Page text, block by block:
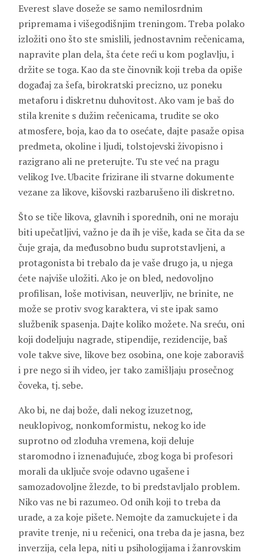
Everest slave doseže se samo nemilosrdnim
pripremama i višegodišnjim treningom. Treba polako
izložiti ono što ste smislili, jednostavnim rečenicama,
napravite plan dela, šta ćete reći u kom poglavlju, i
držite se toga. Kao da ste činovnik koji treba da opiše
događaj za šefa, birokratski precizno, uz poneku
metaforu i diskretnu duhovitost. Ako vam je baš do
stila krenite s dužim rečenicama, trudite se oko
atmosfere, boja, kao da to osećate, dajte pasaže opisa
predmeta, okoline i ljudi, tolstojevski živopisno i
razigrano ali ne preterujte. Tu ste već na pragu
velikog Ive. Ubacite frizirane ili stvarne dokumente
vezane za likove, kišovski razbarušeno ili diskretno.
Što se tiče likova, glavnih i sporednih, oni ne moraju
biti upečatljivi, važno je da ih je više, kada se čita da se
čuje graja, da međusobno budu suprotstavljeni, a
protagonista bi trebalo da je vaše drugo ja, u njega
ćete najviše uložiti. Ako je on bled, nedovoljno
profilisan, loše motivisan, neuverljiv, ne brinite, ne
može se protiv svog karaktera, vi ste ipak samo
službenik spasenja. Dajte koliko možete. Na sreću, oni
koji dodeljuju nagrade, stipendije, rezidencije, baš
vole takve sive, likove bez osobina, one koje zaboraviš
i pre nego si ih video, jer tako zamišljaju prosečnog
čoveka, tj. sebe.
Ako bi, ne daj bože, dali nekog izuzetnog,
neuklopivog, nonkomformistu, nekog ko ide
suprotno od zloduha vremena, koji deluje
staromodno i iznenađujuće, zbog koga bi profesori
morali da uključe svoje odavno ugašene i
samozadovoljne žlezde, to bi predstavljalo problem.
Niko vas ne bi razumeo. Od onih koji to treba da
urade, a za koje pišete. Nemojte da zamuckujete i da
pravite trenje, ni u rečenici, ona treba da je jasna, bez
inverzija, cela lepa, niti u psihologijama i žanrovskim